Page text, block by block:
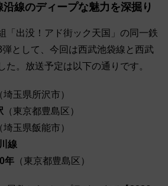
線のディープな魅力を深掘り
「出没！アド街ック天国」の同一鉄
として、今回は西武池袋線と西武
た。放送予定は以下の通りです。
埼玉県所沢市）
（東京都豊島区）
埼玉県飯能市）
線
年 （東京都豊島区）